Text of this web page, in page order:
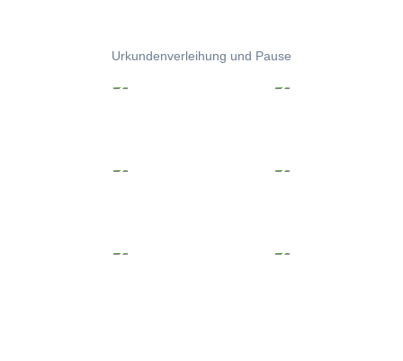
Urkundenverleihung und Pause